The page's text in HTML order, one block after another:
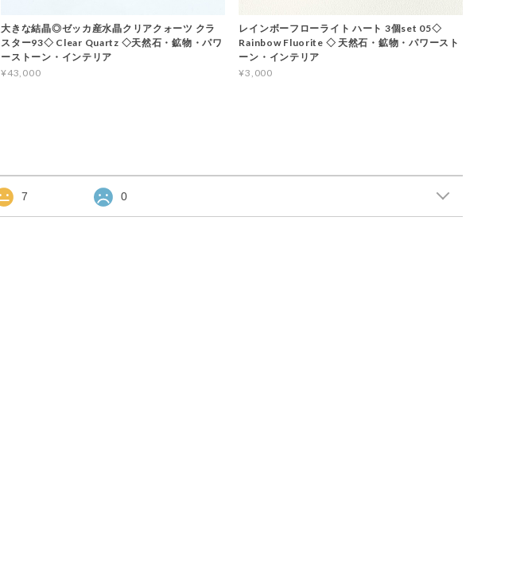
大きな結晶◎ゼッカ産水晶クリアクォーツ クラ
スター93◇ Clear Quartz ◇天然石・鉱物・パワ
ーストーン・インテリア
¥43,000
レインボーフローライト ハート 3個set 05◇
Rainbow Fluorite ◇ 天然石・鉱物・パワースト
ーン・インテリア
¥3,000
7 0